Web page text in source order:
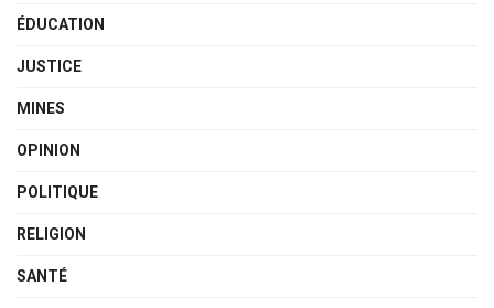
ÉDUCATION
JUSTICE
MINES
OPINION
POLITIQUE
RELIGION
SANTÉ